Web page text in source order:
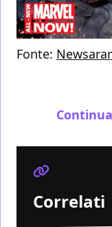
Fonte:
Correlati